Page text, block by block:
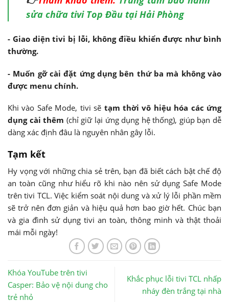
sửa chữa tivi Top Đầu tại Hải Phòng
- Giao diện tivi bị lỗi, không điều khiển được như bình
thường.
- Muốn gỡ cài đặt ứng dụng bên thứ ba mà không vào
được menu chính.
Khi vào Safe Mode, tivi sẽ tạm thời vô hiệu hóa các ứng
dụng cài thêm (chỉ giữ lại ứng dụng hệ thống), giúp bạn dễ
dàng xác định đâu là nguyên nhân gây lỗi.
Tạm kết
Hy vọng với những chia sẻ trên, bạn đã biết cách bật chế độ
an toàn cũng như hiểu rõ khi nào nên sử dụng Safe Mode
trên tivi TCL. Việc kiểm soát nội dung và xử lý lỗi phần mềm
sẽ trở nên đơn giản và hiệu quả hơn bao giờ hết. Chúc bạn
và gia đình sử dụng tivi an toàn, thông minh và thật thoải
mái mỗi ngày!
Khóa YouTube trên tivi
Casper: Bảo vệ nội dung cho
trẻ nhỏ
Khắc phục lỗi tivi TCL nhấp
nháy đèn trắng tại nhà